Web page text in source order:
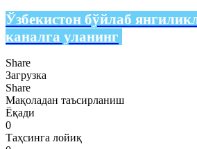
Ўзбекистон бўйлаб
каналга уланинг
Share
Загрузка
Share
Мақоладан таъсирланиш
Ёқади
0
Таҳсинга лойиқ